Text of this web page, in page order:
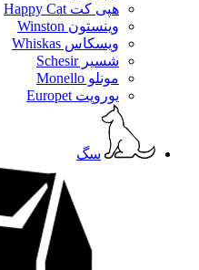
هپی کت Happy Cat
وینستون Winston
ویسکاس Whiskas
شسیر Schesir
مونلو Monello
یوروپت Europet
سگ